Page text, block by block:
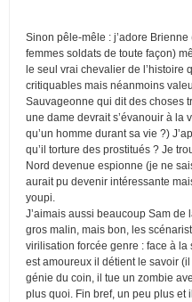
Sinon pêle-mêle : j’adore
femmes soldats de toute façon)
le seul vrai chevalier de l’histoire
critiquables mais néanmoins
Sauvageonne qui dit des choses
une dame devrait s’évanouir à la
qu’un homme durant sa vie ?)
qu’il torture des prostitués ? Je
Nord devenue espionne (je ne
aurait pu devenir intéressante
youpi.
J’aimais aussi beaucoup Sam
gros malin, mais bon, les
virilisation forcée genre : face à
est amoureux il détient le savoir
génie du coin, il tue un zombie
plus quoi. Fin bref, un peu plus et